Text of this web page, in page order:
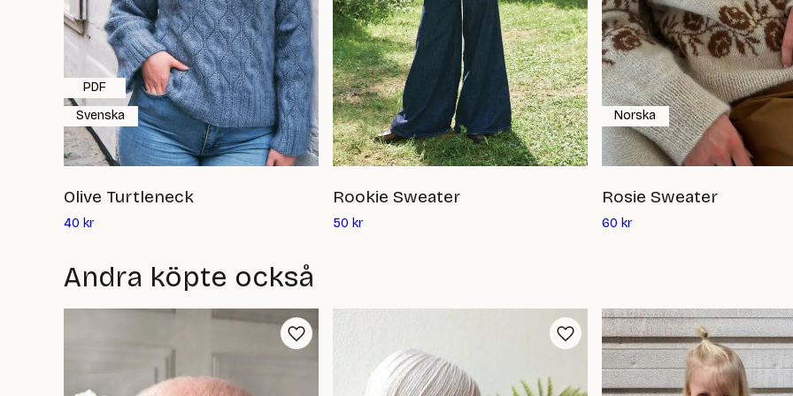
Olive Turtleneck
40 krDet
är:
PDF
Svenska
Rookie Sweater
50 krDet
Rosie Sweater
60 krDet
kr
Norska
Andra köpte också